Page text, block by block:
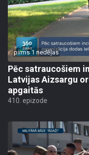
pirms 1 nedēļas
Pēc satraucošiem
Latvijas Aizsargu
apgaitās
410. epizode